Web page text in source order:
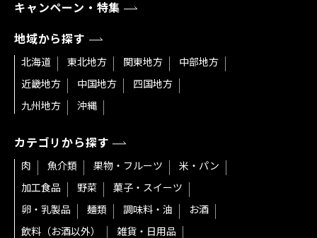
キャンペーン・特集
地域から探す
北海道 東北地方 関東地方
中部地方
近畿地方
中国地方
四国地方
九州地方
沖縄
カテゴリから探す
肉 魚介類 果物・フルーツ
米・パン
加工食品
野菜
菓子・スイーツ
卵・乳製品
麺類 調味料・油
お酒
飲料（お酒以外）
雑貨・日用品